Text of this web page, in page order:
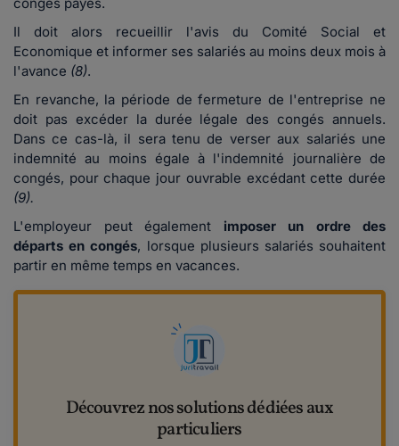
Il doit alors recueillir l'avis du Comité Social et
Economique et informer ses salariés au moins deux mois à
l'avance (8).
En revanche, la période de fermeture de l'entreprise ne
doit pas excéder la durée légale des congés annuels.
Dans ce cas-là, il sera tenu de verser aux salariés une
indemnité au moins égale à l'indemnité journalière de
congés, pour chaque jour ouvrable excédant cette durée
(9).
L'employeur peut également imposer un ordre des
départs en congés, lorsque plusieurs salariés souhaitent
partir en même temps en vacances.
Découvrez nos solutions dédiées aux
particuliers